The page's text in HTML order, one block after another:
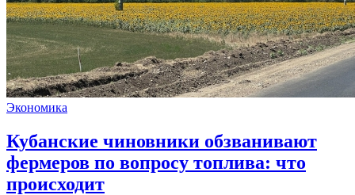
Экономика
Кубанские чиновники обзванивают
фермеров по вопросу топлива: что
происходит